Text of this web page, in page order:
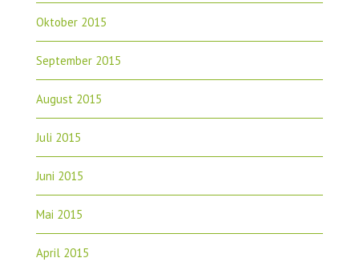
Oktober 2015
September 2015
August 2015
Juli 2015
Juni 2015
Mai 2015
April 2015